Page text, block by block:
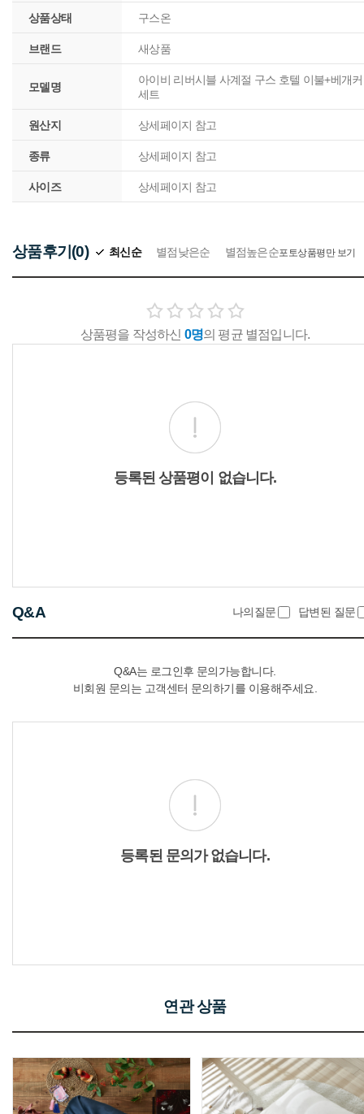
상품상태 구스온
브랜드 새상품
모델명
아이비 리버시블 사계절 구스 호텔 이불+베개
세트
원산지 상세페이지 참고
종류 상세페이지 참고
사이즈 상세페이지 참고
상품후기(0) 최신순 별점낮은순 별점높은순포토상품평만 보기
상품평을 작성하신 0명의 평균 별점입니다.
등록된 상품평이 없습니다.
Q&A 나의질문 답변된 질문
Q&A는 로그인후 문의가능합니다.
비회원 문의는 고객센터 문의하기를 이용해주세요.
등록된 문의가 없습니다.
연관 상품